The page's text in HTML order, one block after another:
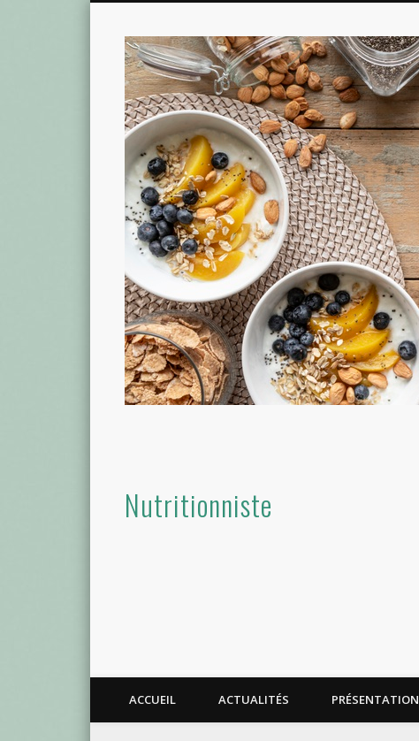
Nutritionniste
ACCUEIL ACTUALITÉS PRÉSENTATION